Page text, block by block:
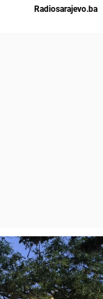
Radiosarajevo.ba